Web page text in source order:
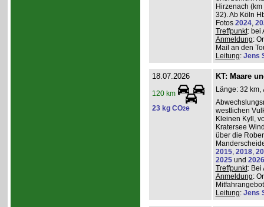
Hirzenach
32). Ab Köln
Fotos 2024,
Treffpunkt: bei
Anmeldung:
Mail an den
Leitung: Jens
18.07.2026
120 km
23 kg CO2e
KT: Maare
Länge: 32 km,
westlichen
Kleinen Kyll,
Kratersee
über die
2015, 2018,
2025und 2026
Treffpunkt: Bei
Anmeldung:
Leitung: Jens